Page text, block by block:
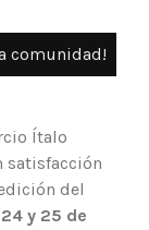
Jul 26:Destino
Ítalo
satisfacción
del
24 y 25 de